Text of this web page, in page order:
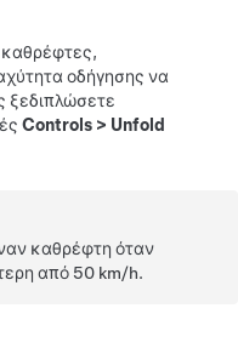
καθρέφτες,
οδήγησης να
ξεδιπλώσετε
Controls > Unfold
καθρέφτη όταν
από 50 km/h.